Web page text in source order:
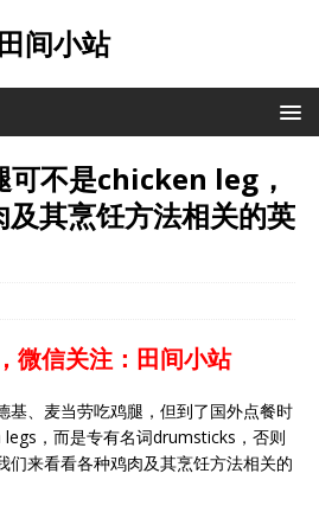
田间小站
可不是chicken leg，
其烹饪方法相关的英
微信关注：田间小站
基、麦当劳吃鸡腿，但到了国外点餐时
，而是专有名词drumsticks，否则
们来看看各种鸡肉及其烹饪方法相关的